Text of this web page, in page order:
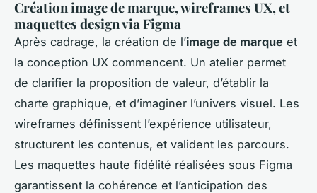
Création image de marque, wireframes UX, et
maquettes design via Figma
Après cadrage, la création de l’image de marque et
la conception UX commencent. Un atelier permet
de clarifier la proposition de valeur, d’établir la
charte graphique, et d’imaginer l’univers visuel. Les
wireframes définissent l’expérience utilisateur,
structurent les contenus, et valident les parcours.
Les maquettes haute fidélité réalisées sous Figma
garantissent la cohérence et l’anticipation des